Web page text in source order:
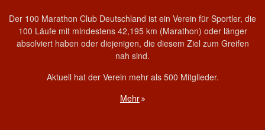
Der 100 Marathon Club Deutschland ist ein Verein für Sportler, die
100 Läufe mit mindestens 42,195 km (Marathon) oder länger
absolviert haben oder diejenigen, die diesem Ziel zum Greifen
nah sind.
Aktuell hat der Verein mehr als 500 Mitglieder.
Mehr